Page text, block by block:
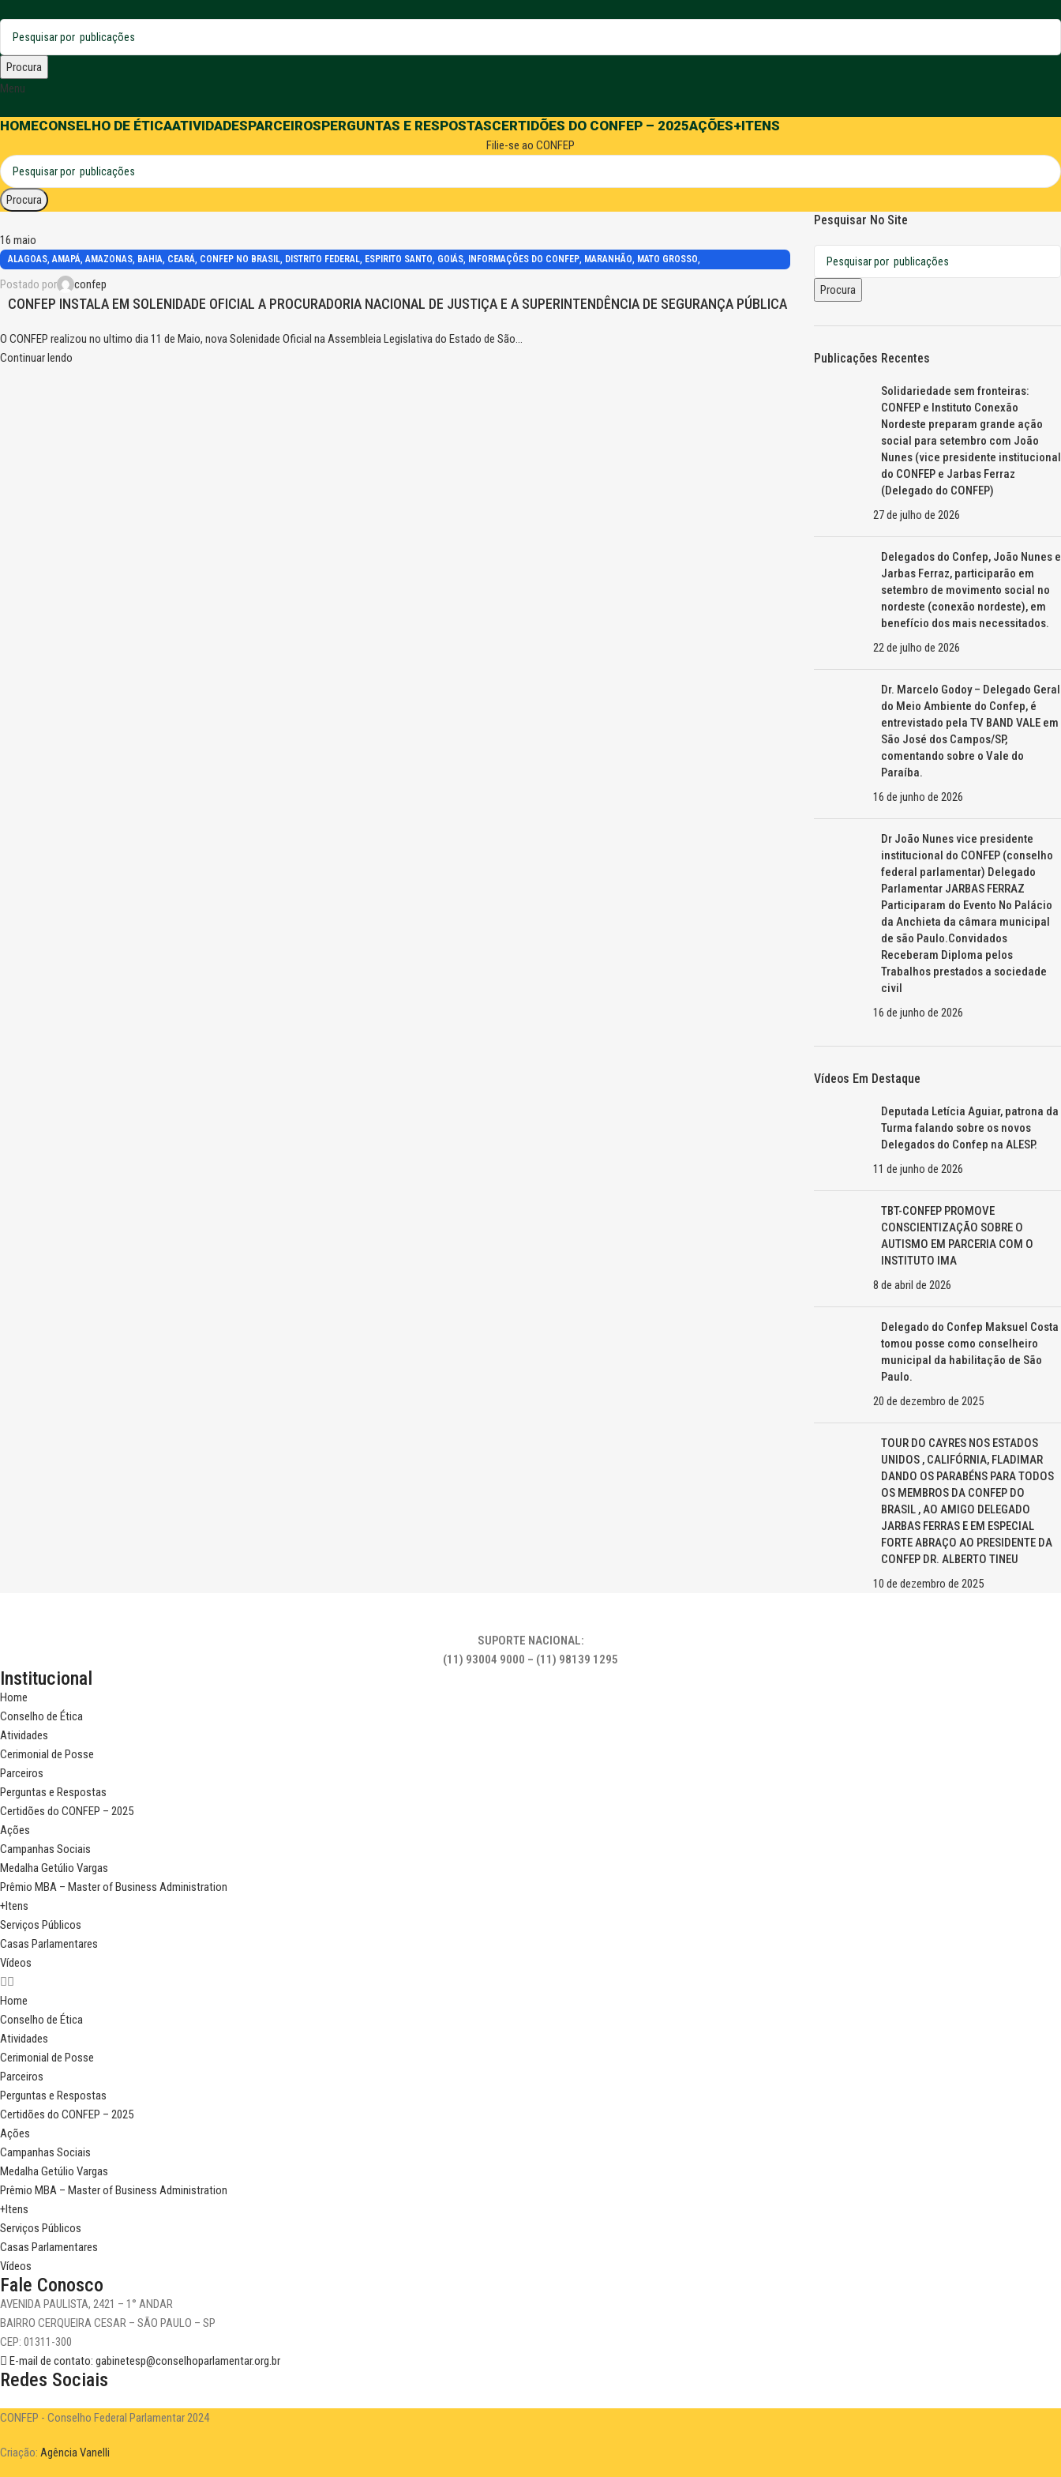
Procura
Menu
HOMECONSELHO DE ÉTICAATIVIDADESPARCEIROSPERGUNTAS E RESPOSTASCERTIDÕES DO CONFEP – 2025AÇÕES+ITENS
Filie-se ao CONFEP
Procura
16 maio
ALAGOAS,AMAPÁ,AMAZONAS, BAHIA, CEARÁ, CONFEP NO BRASIL, DISTRITO FEDERAL, ESPIRITO SANTO, GOIÁS, INFORMAÇÕES DO CONFEP, MARANHÃO, MATO GROSSO,
MATO GROSSO DO SUL ,
SERGIPE,TOCANTINS
Postado por confep
CONFEP INSTALA EM SOLENIDADE OFICIAL A PROCURADORIA NACIONAL DE JUSTIÇA E A SUPERINTENDÊNCIA DE SEGURANÇA PÚBLICA
O CONFEP realizou no ultimo dia 11 de Maio, nova Solenidade Oficial na Assembleia Legislativa do Estado de São...
Continuar lendo
Pesquisar No Site
Procura
Publicações Recentes
Solidariedade sem fronteiras:
CONFEP e Instituto Conexão
Nordeste preparam grande ação
social para setembro com João
Nunes (vice presidente institucional
do CONFEP e Jarbas Ferraz
(Delegado do CONFEP)
27 de julho de 2026
Delegados do Confep, João Nunes e
Jarbas Ferraz, participarão em
setembro de movimento social no
nordeste (conexão nordeste), em
benefício dos mais necessitados.
22 de julho de 2026
Dr. Marcelo Godoy – Delegado Geral
do Meio Ambiente do Confep, é
entrevistado pela TV BAND VALE em
São José dos Campos/SP,
comentando sobre o Vale do
Paraíba.
16 de junho de 2026
Dr João Nunes vice presidente
institucional do CONFEP (conselho
federal parlamentar) Delegado
Parlamentar JARBAS FERRAZ
Participaram do Evento No Palácio
da Anchieta da câmara municipal
de são Paulo.Convidados
Receberam Diploma pelos
Trabalhos prestados a sociedade
civil
16 de junho de 2026
Vídeos Em Destaque
Deputada Letícia Aguiar, patrona da
Turma falando sobre os novos
Delegados do Confep na ALESP.
11 de junho de 2026
TBT-CONFEP PROMOVE
CONSCIENTIZAÇÃO SOBRE O
AUTISMO EM PARCERIA COM O
INSTITUTO IMA
8 de abril de 2026
Delegado do Confep Maksuel Costa
tomou posse como conselheiro
municipal da habilitação de São
Paulo.
20 de dezembro de 2025
TOUR DO CAYRES NOS ESTADOS
UNIDOS , CALIFÓRNIA, FLADIMAR
DANDO OS PARABÉNS PARA TODOS
OS MEMBROS DA CONFEP DO
BRASIL , AO AMIGO DELEGADO
JARBAS FERRAS E EM ESPECIAL
FORTE ABRAÇO AO PRESIDENTE DA
CONFEP DR. ALBERTO TINEU
10 de dezembro de 2025
SUPORTE NACIONAL:
(11) 93004 9000 – (11) 98139 1295
Institucional
Home
Conselho de Ética
Atividades
Cerimonial de Posse
Parceiros
Perguntas e Respostas
Certidões do CONFEP – 2025
Ações
Campanhas Sociais
Medalha Getúlio Vargas
Prêmio MBA – Master of Business Administration
+Itens
Serviços Públicos
Casas Parlamentares
Vídeos
Home
Conselho de Ética
Atividades
Cerimonial de Posse
Parceiros
Perguntas e Respostas
Certidões do CONFEP – 2025
Ações
Campanhas Sociais
Medalha Getúlio Vargas
Prêmio MBA – Master of Business Administration
+Itens
Serviços Públicos
Casas Parlamentares
Vídeos
Fale Conosco
AVENIDA PAULISTA, 2421 – 1° ANDAR
BAIRRO CERQUEIRA CESAR – SÃO PAULO – SP
CEP: 01311-300
E-mail de contato: gabinetesp@conselhoparlamentar.org.br
Redes Sociais
CONFEP - Conselho Federal Parlamentar 2024
Criação: Agência Vanelli